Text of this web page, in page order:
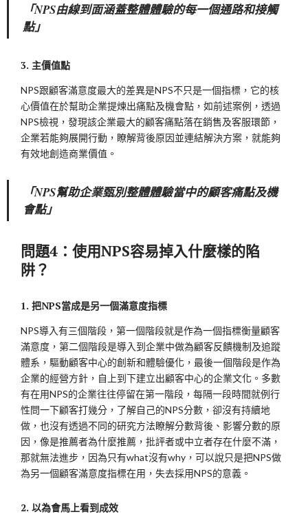
「NPS由線到面涵蓋整體體驗的每一個通路和接觸
點」
3. 主價值點
NPS跟顧客滿意度最大的差異是NPS不只是一個指標，它的核
心價值在於幫助企業提煉出痛點及機會點，如前述案例，透過
NPS檢視，發現該企業最大的顧客痛點落在銷售及客服環節，
企業若能夠展開行動，瞭解背後原因並連結解決方案，就能夠
有效地創造商業價值。
「NPS幫助企業甄別整體體驗當中的顧客痛點及機
會點」
問題4：使用NPS容易掉入什麼樣的陷
阱？
1. 把NPS當成是另一個滿意度指標
NPS導入有三個階段，第一個階段就是作為一個指標衡量顧客
滿意度，第二個階段是導入到企業中做為顧客反饋機制及追蹤
體系，驅動顧客中心的創新和體驗優化，最後一個階段是作為
企業的經營方針，自上到下建立出顧客中心的企業文化。多數
有在用NPS的企業往往停留在第一階段，每隔一段時間就例行
性問一下顧客打幾分，了解自己的NPS分數，卻沒有持續地
做，也沒有透過不同的研究方法瞭解分數背後、影響分數的原
因，像是推薦者為什麼推薦，批評者或中立者存在什麼不滿，
那就無法進步，因為只有what沒有why，可以說只是把NPS做
為另一個顧客滿意度指標在用，失去採用NPS的意義。
2. 以為會馬上看到成效